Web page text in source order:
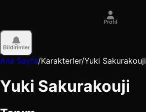
Profil
Bildirimler
Ana Sayfa/Karakterler/Yuki Sakurakouji
Yuki Sakurakouji